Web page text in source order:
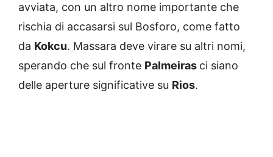
avviata, con un altro nome importante che
rischia di accasarsi sul Bosforo, come fatto
da Kokcu. Massara deve virare su altri nomi,
sperando che sul fronte Palmeiras ci siano
delle aperture significative su Rios.